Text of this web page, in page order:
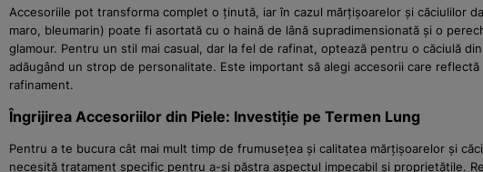
Accesoriile pot transforma complet o ținută, iar în cazul mărțișoarelor și căciulilor
maro, bleumarin) poate fi asortată cu o haină de lână supradimensionată și o
glamour. Pentru un stil mai casual, dar la fel de rafinat, optează pentru o căciulă
adăugând un strop de personalitate. Este important să alegi accesorii care
rafinament.
Îngrijirea Accesoriilor din Piele: Investiție pe Termen Lung
Pentru a te bucura cât mai mult timp de frumusețea și calitatea mărțișoarelor și
necesită tratament specific pentru a-și păstra aspectul impecabil și proprietățile.